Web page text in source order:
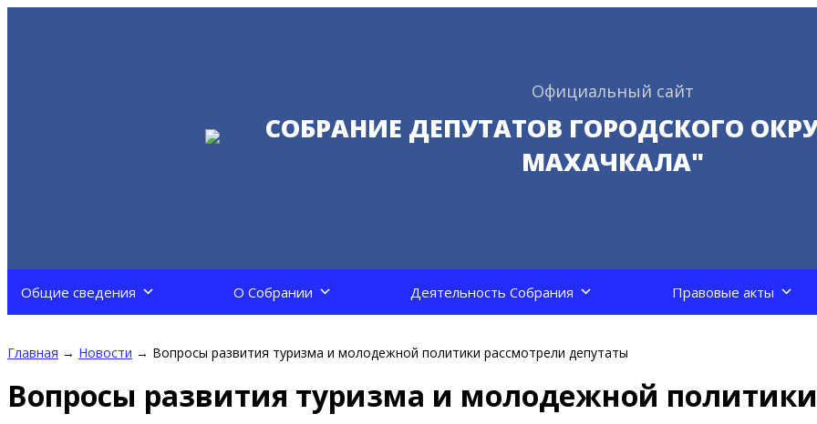
Официальный сайт
СОБРАНИЕ ДЕПУТАТОВ ГОРОДСКОГО
МАХАЧКАЛА"
Общие сведения О Собрании Деятельность Собрания Правовые акты
Главная → Новости → Вопросы развития туризма и молодежной политики рассмотрели депутаты
Вопросы развития туризма и молодежной политики